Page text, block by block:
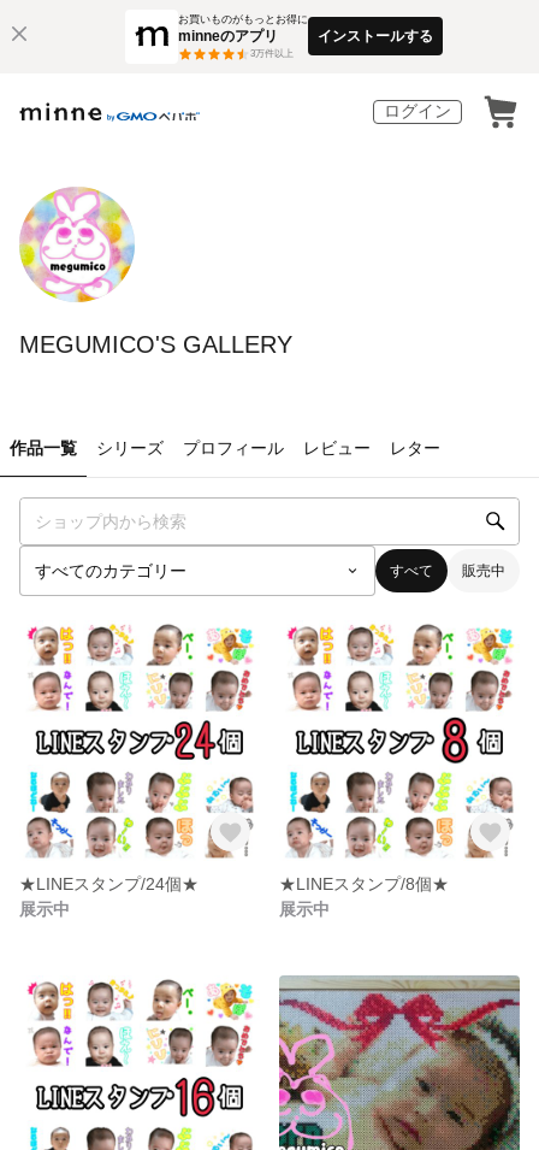
お買いものがもっとお得に
minneのアプリ
3万件以上
インストールする
ログイン
MEGUMICO'S GALLERY
作品一覧 シリーズ プロフィール レビュー レター
すべて 販売中
★LINEスタンプ/24個★
展示中
★LINEスタンプ/8個★
展示中